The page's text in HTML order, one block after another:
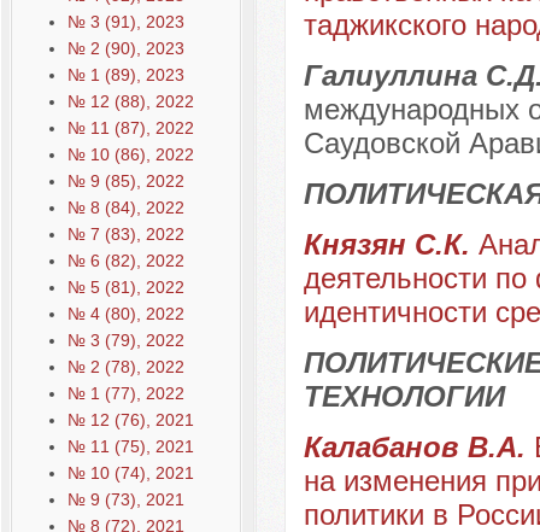
№ 3 (91), 2023
№ 2 (90), 2023
№ 1 (89), 2023
№ 12 (88), 2022
№ 11 (87), 2022
№ 10 (86), 2022
№ 9 (85), 2022
№ 8 (84), 2022
№ 7 (83), 2022
№ 6 (82), 2022
№ 5 (81), 2022
№ 4 (80), 2022
№ 3 (79), 2022
№ 2 (78), 2022
№ 1 (77), 2022
№ 12 (76), 2021
№ 11 (75), 2021
№ 10 (74), 2021
№ 9 (73), 2021
№ 8 (72), 2021
таджикского
Галиуллина
международных
Саудовской
Князян С.К.
деятельности
идентичности
ТЕХНОЛОГИИ
Калабанов В.А.
на изменения
политики в